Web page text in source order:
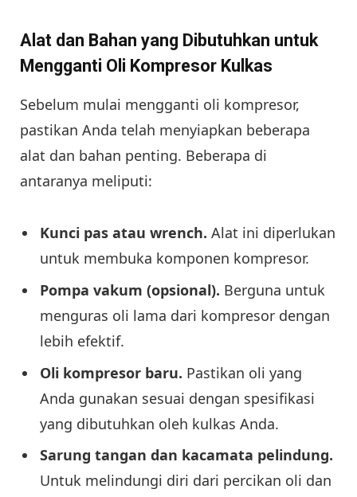
Alat dan Bahan yang Dibutuhkan untuk
Mengganti Oli Kompresor Kulkas
Sebelum mulai mengganti oli kompresor,
pastikan Anda telah menyiapkan beberapa
alat dan bahan penting. Beberapa di
antaranya meliputi:
Kunci pas atau wrench. Alat ini diperlukan
untuk membuka komponen kompresor.
Pompa vakum (opsional). Berguna untuk
menguras oli lama dari kompresor dengan
lebih efektif.
Oli kompresor baru. Pastikan oli yang
Anda gunakan sesuai dengan spesifikasi
yang dibutuhkan oleh kulkas Anda.
Sarung tangan dan kacamata pelindung.
Untuk melindungi diri dari percikan oli dan